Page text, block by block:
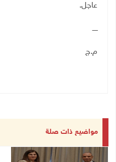
عاجل.
ـــــ
م.ج
مواضيع ذات صلة